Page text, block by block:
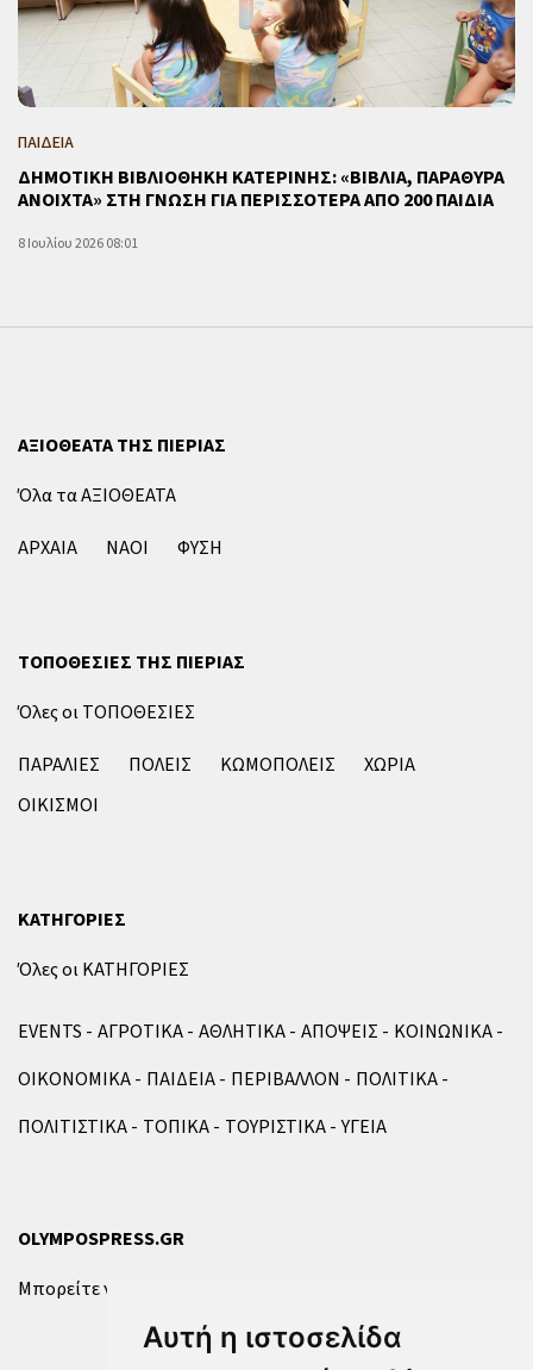
Αυτή η ιστοσελίδα
ΠΑΙΔΕΙΑ
ΔΗΜΟΤΙΚΗ ΒΙΒΛΙΟΘΗΚΗ ΚΑΤΕΡΙΝΗΣ: «ΒΙΒΛΙΑ, ΠΑΡΑΘΥΡΑ
ΑΝΟΙΧΤΑ» ΣΤΗ ΓΝΩΣΗ ΓΙΑ ΠΕΡΙΣΣΟΤΕΡΑ ΑΠΟ 200 ΠΑΙΔΙΑ
8 Ιουλίου 2026 08:01
ΑΞΙΟΘΕΑΤΑ ΤΗΣ ΠΙΕΡΙΑΣ
Όλα τα ΑΞΙΟΘΕΑΤΑ
ΑΡΧΑΙΑ
ΝΑΟΙ ΦΥΣΗ
ΤΟΠΟΘΕΣΙΕΣ ΤΗΣ ΠΙΕΡΙΑΣ
Όλες οι ΤΟΠΟΘΕΣΙΕΣ
ΠΑΡΑΛΙΕΣ
ΠΟΛΕΙΣ ΚΩΜΟΠΟΛΕΙΣ
ΧΩΡΙΑ
ΟΙΚΙΣΜΟΙ
ΚΑΤΗΓΟΡΙΕΣ
Όλες οι ΚΑΤΗΓΟΡΙΕΣ
EVENTS ΑΓΡΟΤΙΚΑ ΑΘΛΗΤΙΚΑ ΑΠΟΨΕΙΣ
ΚΟΙΝΩΝΙΚΑ
ΟΙΚΟΝΟΜΙΚΑ
ΠΑΙΔΕΙΑ ΠΕΡΙΒΑΛΛΟΝ
ΠΟΛΙΤΙΚΑ
ΠΟΛΙΤΙΣΤΙΚΑ
ΤΟΠΙΚΑ ΤΟΥΡΙΣΤΙΚΑ ΥΓΕΙΑ
OLYMPOSPRESS.GR
Μπορείτε να επικοινωνήσετε μαζί μας μέσω της